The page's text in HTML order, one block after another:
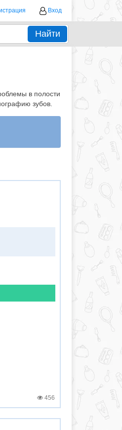
Вход
Найти
в полости
зубов.
456